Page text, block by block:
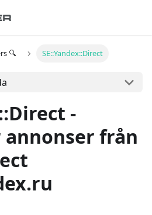
🔍 SE::Yandex::Direct
-
från